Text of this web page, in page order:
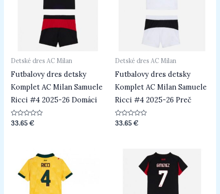
Detské dres AC Milan
Futbalovy dres detsky
Komplet AC Milan Samuele
Ricci #4 2025-26 Domáci
Hodnotenie
33.65€
Detské dres AC Milan
Futbalovy dres detsky
Komplet AC Milan Samuele
Ricci #4 2025-26 Preč
Hodnotenie
33.65€